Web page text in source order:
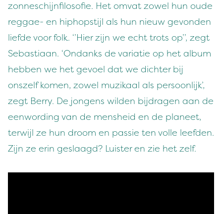
zonneschijnfilosofie. Het omvat zowel hun oude
reggae- en hiphopstijl als hun nieuw gevonden
liefde voor folk. ‘’Hier zijn we echt trots op’’, zegt
Sebastiaan. ‘Ondanks de variatie op het album
hebben we het gevoel dat we dichter bij
onszelf komen, zowel muzikaal als persoonlijk’,
zegt Berry. De jongens wilden bijdragen aan de
eenwording van de mensheid en de planeet,
terwijl ze hun droom en passie ten volle leefden.
Zijn ze erin geslaagd? Luister en zie het zelf.